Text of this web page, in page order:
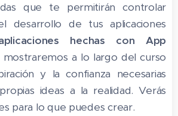
que te permitirán controlar
desarrollo de tus aplicaciones
hechas con App
a lo largo del curso
y la confianza necesarias
ideas a la realidad. Verás
para lo que puedes crear.